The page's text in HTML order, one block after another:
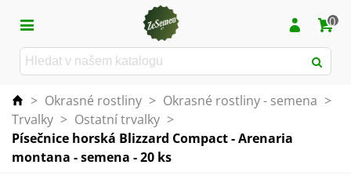
0
> Okrasné rostliny > Okrasné rostliny - semena >
Trvalky > Ostatní trvalky >
Písečnice horská Blizzard Compact - Arenaria
montana - semena - 20 ks